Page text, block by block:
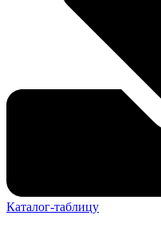
Каталог-таблицу